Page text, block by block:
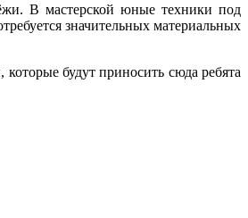
В мастерской юные техники под
значительных материальных
будут приносить сюда ребята